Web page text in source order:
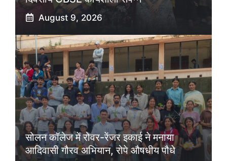
August 9, 2026
सोलन कॉलेज में रोवर-रेंजर इकाई ने मनाया
आदिवासी गौरव अभियान, रोपे औषधीय पौधे